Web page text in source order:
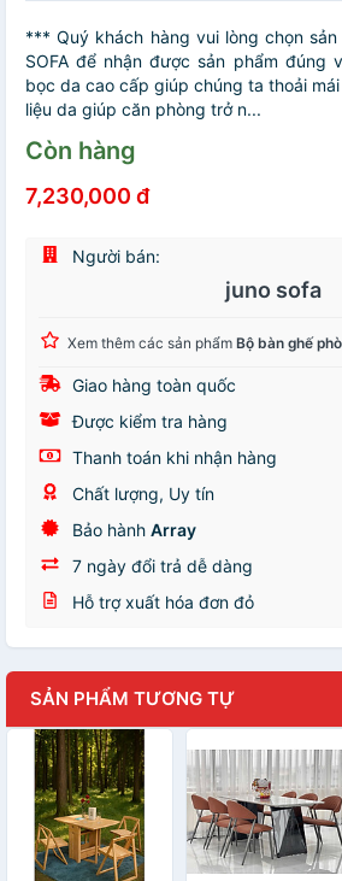
*** Quý khách hàng vui lòng chọn
SOFA để nhận được sản phẩm đúng
bọc da cao cấp giúp chúng ta thoải
liệu da giúp căn phòng trở n...
Còn hàng
7,230,000 đ
Người bán:
juno sofa
Xem thêm các sản phẩm Bộ bàn ghế
Giao hàng toàn quốc
Được kiểm tra hàng
Thanh toán khi nhận hàng
Chất lượng, Uy tín
Bảo hành Array
7 ngày đổi trả dễ dàng
Hỗ trợ xuất hóa đơn đỏ
SẢN PHẨM TƯƠNG TỰ